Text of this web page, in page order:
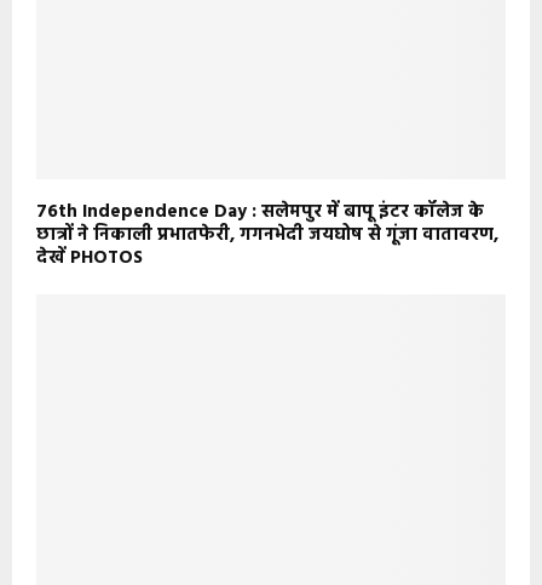
76th Independence Day : सलेमपुर में बापू इंटर कॉलेज के
छात्रों ने निकाली प्रभातफेरी, गगनभेदी जयघोष से गूंजा वातावरण,
देखें PHOTOS